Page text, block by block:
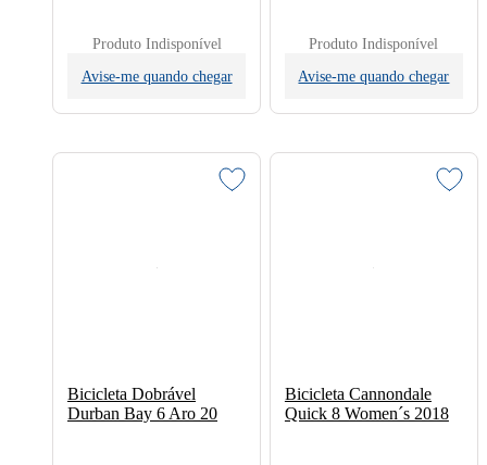
Produto Indisponível
Avise-me quando chegar
Produto Indisponível
Avise-me quando chegar
Bicicleta Dobrável
Durban Bay 6 Aro 20
Bicicleta Cannondale
Quick 8 Women´s 2018